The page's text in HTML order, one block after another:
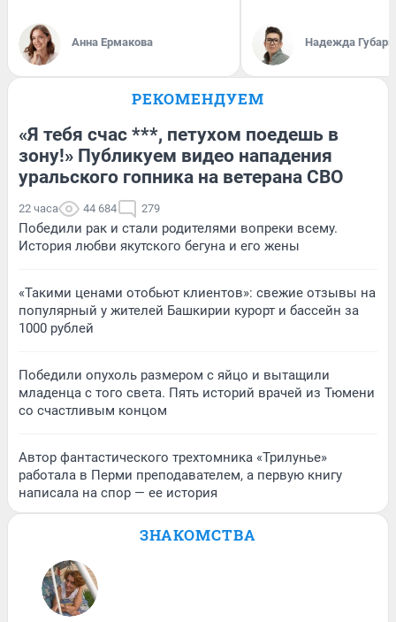
Анна Ермакова Надежда Губарь
РЕКОМЕНДУЕМ
«Я тебя счас ***, петухом поедешь в
зону!» Публикуем видео нападения
уральского гопника на ветерана СВО
22 часа 44 684 279
Победили рак и стали родителями вопреки всему.
История любви якутского бегуна и его жены
«Такими ценами отобьют клиентов»: свежие отзывы на
популярный у жителей Башкирии курорт и бассейн за
1000 рублей
Победили опухоль размером с яйцо и вытащили
младенца с того света. Пять историй врачей из Тюмени
со счастливым концом
Автор фантастического трехтомника «Трилунье»
работала в Перми преподавателем, а первую книгу
написала на спор — ее история
ЗНАКОМСТВА